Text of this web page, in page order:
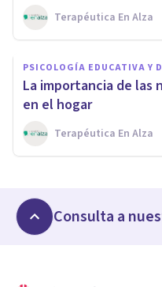
Terapéutica En Alza
PSICOLOGÍA EDUCATIVA Y
La importancia de las
en el hogar
Terapéutica En Alza
Consulta a